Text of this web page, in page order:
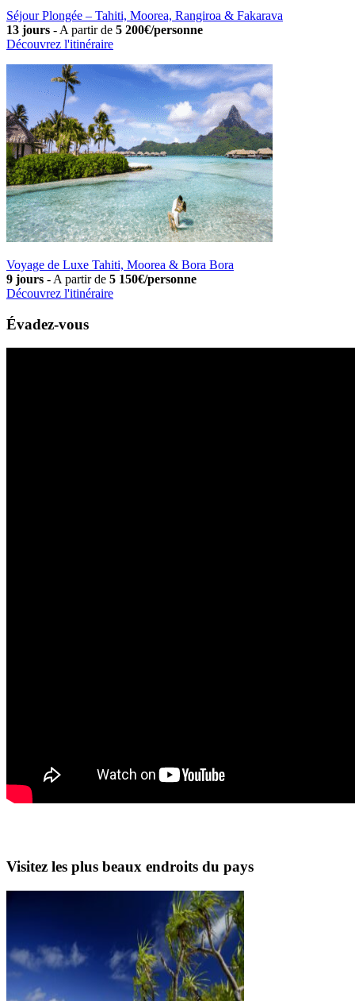
Séjour Plongée – Tahiti, Moorea, Rangiroa & Fakarava
13 jours - A partir de 5 200€/personne
Découvrez l'itinéraire
Voyage de Luxe Tahiti, Moorea & Bora Bora
9 jours - A partir de 5 150€/personne
Découvrez l'itinéraire
Évadez-vous
Visitez les plus beaux endroits du pays